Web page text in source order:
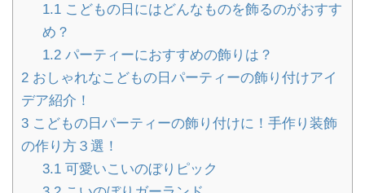
1.1こどもの日にはどんなものを飾るのがおすす
め？
1.2パーティーにおすすめの飾りは？
2 おしゃれなこどもの日パーティーの飾り付けアイ
デア紹介！
3 こどもの日パーティーの飾り付けに！手作り装飾
の作り方３選！
3.1可愛いこいのぼりピック